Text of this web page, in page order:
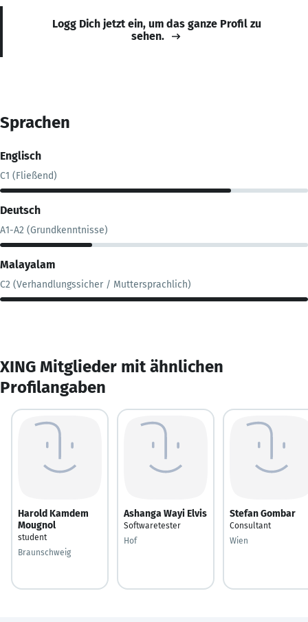
Logg Dich jetzt ein, um das ganze Profil zu
sehen.
Sprachen
Englisch
C1 (Fließend)
Deutsch
A1-A2 (Grundkenntnisse)
Malayalam
C2 (Verhandlungssicher / Muttersprachlich)
XING Mitglieder mit ähnlichen
Profilangaben
Harold Kamdem
Mougnol
student
Braunschweig
Ashanga Wayi Elvis
Softwaretester
Hof
Stefan Gombar
Consultant
Wien